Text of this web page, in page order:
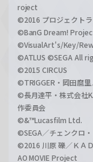
roject
©2016 プロジェクト
©BanG Dream!
©VisualArt's/Key/
©ATLUS ©SEGA All
©2015 CIRCUS
©TRIGGER・岡田麿
©長月達平・株式会社
作委員会
©&™Lucasfilm Ltd.
©SEGA／チェンクロ
©2016 川原 礫／ＫＡ
AO MOVIE Project